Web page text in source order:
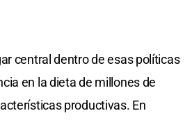
central dentro de esas políticas
en la dieta de millones de
productivas. En